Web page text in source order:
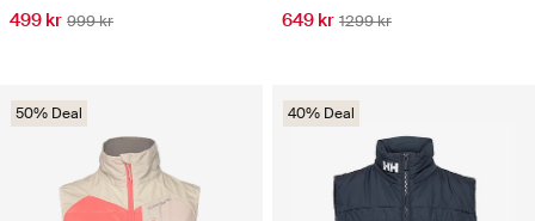
499 kr 999 kr 649 kr 1299 kr
50% Deal 40% Deal